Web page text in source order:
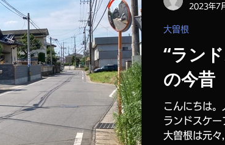
“ラン
の今昔
こんにちは
ランドスケー
大曽根は元々
大曽根
2023年7